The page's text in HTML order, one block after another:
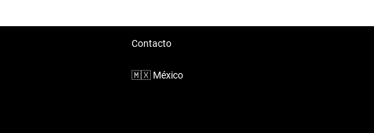
Contacto
🇲🇽 México